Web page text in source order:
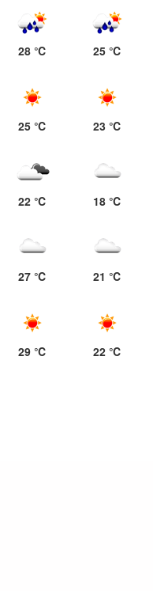
28 ℃ 25 ℃
25 ℃ 23 ℃
22 ℃ 18 ℃
27 ℃ 21 ℃
29 ℃ 22 ℃